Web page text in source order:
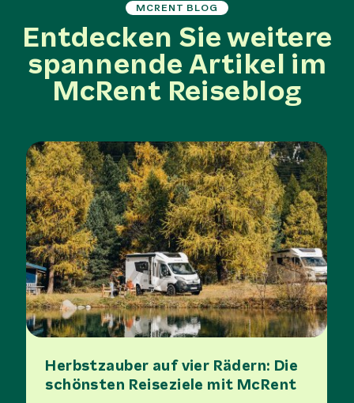
MCRENT BLOG
Entdecken Sie weitere
spannende Artikel im
McRent Reiseblog
Herbstzauber auf vier Rädern: Die
schönsten Reiseziele mit McRent